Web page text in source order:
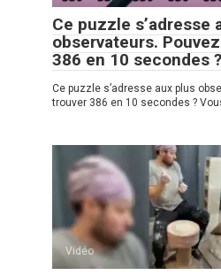
Ce puzzle s’adresse
observateurs.
386 en 10 secondes ?
Ce puzzle s’adresse aux plus
trouver 386 en 10 secondes ?
Vidéo